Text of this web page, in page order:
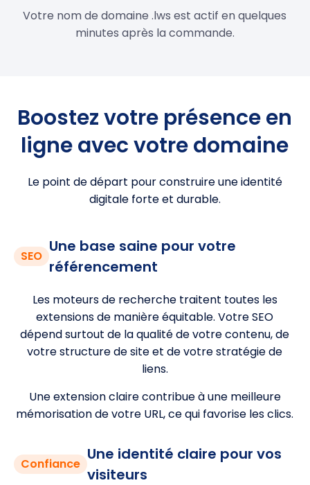
Votre nom de domaine .lws est actif en quelques
minutes après la commande.
Boostez votre présence en
ligne avec votre domaine
Le point de départ pour construire une identité
digitale forte et durable.
SEO
Une base saine pour votre
référencement
Les moteurs de recherche traitent toutes les
extensions de manière équitable. Votre SEO
dépend surtout de la qualité de votre contenu, de
votre structure de site et de votre stratégie de
liens.
Une extension claire contribue à une meilleure
mémorisation de votre URL, ce qui favorise les clics.
Confiance
Une identité claire pour vos
visiteurs